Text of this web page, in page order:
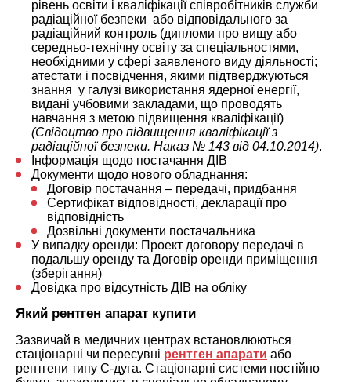
рівень освіти і кваліфікації співробітників служби
радіаційної безпеки або відповідального за
радіаційний контроль (дипломи про вищу або
середньо-технічну освіту за спеціальностями,
необхідними у сфері заявленого виду діяльності;
атестати і посвідчення, якими підтверджуються
знання у галузі використання ядерної енергії,
видані учбовими закладами, що проводять
навчання з метою підвищення кваліфікації)
(Свідоцтво про підвищення кваліфікації з
радіаційної безпеки. Наказ № 143 від 04.10.2014).
Інформація щодо постачання ДІВ
Документи щодо нового обладнання:
Договір постачання – передачі, придбання
Сертифікат відповідності, декларації про
відповідність
Дозвільні документи постачальника
У випадку оренди: Проект договору передачі в
подальшу оренду та Договір оренди приміщення
(зберігання)
Довідка про відсутність ДІВ на обліку
Який рентген апарат купити
Зазвичай в медичних центрах встановлюються
стаціонарні чи пересувні рентген апарати або
рентгени типу С-дуга. Стаціонарні системи постійно